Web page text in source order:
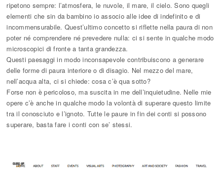
ripetono sempre: l’atmosfera, le nuvole, il mare, il cielo. Sono quegli
elementi che sin da bambino io associo alle idee di indefinito e di
incommensurabile. Quest’ultimo concetto si riflette nella paura di non
poter né comprendere né prevedere nulla: ci si sente in qualche modo
microscopici di fronte a tanta grandezza.
Questi paesaggi in modo inconsapevole contribuiscono a generare
delle forme di paura interiore o di disagio. Nel mezzo del mare,
nell’acqua alta, ci si chiede: cosa c’è qua sotto?
Forse non è pericoloso, ma suscita in me dell’inquietudine. Nelle mie
opere c’è anche in qualche modo la volontà di superare questo limite
tra il conosciuto e l’ignoto. Tutte le paure in fin dei conti si possono
superare, basta fare i conti con se’ stessi.